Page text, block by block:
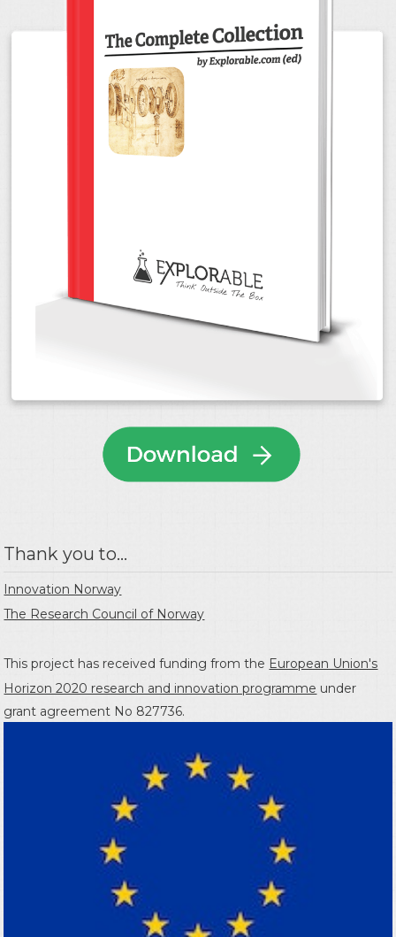
Thank you to...
Innovation Norway
The Research Council of Norway
This project has received funding from the European Union's
Horizon 2020 research and innovation programme under
grant agreement No 827736.